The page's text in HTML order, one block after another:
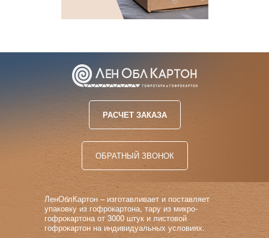
РАСЧЕТ ЗАКАЗА
ОБРАТНЫЙ ЗВОНОК
ЛенОблКартон – изготавливает и поставляет
упаковку из гофрокартона, тару из микро-
гофрокартона от 3000 штук и листовой
гофрокартон на индивидуальных условиях.